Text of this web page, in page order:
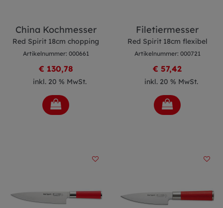
China Kochmesser
Red Spirit 18cm chopping
Artikelnummer: 000661
€ 130,78
inkl. 20 % MwSt.
Filetiermesser
Red Spirit 18cm flexibel
Artikelnummer: 000721
€ 57,42
inkl. 20 % MwSt.